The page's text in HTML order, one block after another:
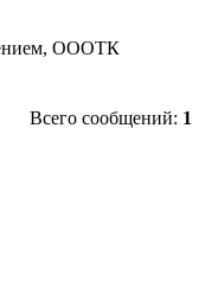
ОООТК
Всего сообщений: 1